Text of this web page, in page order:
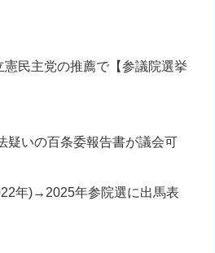
民主党の推薦で【参議院選挙
疑いの百条委報告書が議会可
年)→2025年参院選に出馬表